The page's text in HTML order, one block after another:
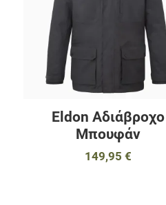
Eldon Αδιάβροχο
Μπουφάν
149,95 €